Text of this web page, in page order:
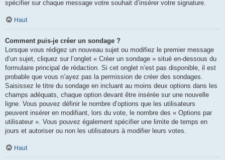
spécifier sur chaque message votre souhait d’insérer votre signature.
Haut
Comment puis-je créer un sondage ?
Lorsque vous rédigez un nouveau sujet ou modifiez le premier message
d’un sujet, cliquez sur l’onglet « Créer un sondage » situé en-dessous du
formulaire principal de rédaction. Si cet onglet n’est pas disponible, il est
probable que vous n’ayez pas la permission de créer des sondages.
Saisissez le titre du sondage en incluant au moins deux options dans les
champs adéquats, chaque option devant être insérée sur une nouvelle
ligne. Vous pouvez définir le nombre d’options que les utilisateurs
peuvent insérer en modifiant, lors du vote, le nombre des « Options par
utilisateur ». Vous pouvez également spécifier une limite de temps en
jours et autoriser ou non les utilisateurs à modifier leurs votes.
Haut